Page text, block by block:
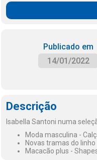
Publicado em
14/01/2022
Descrição
Isabella Santoni numa
Moda masculina -
Novas tramas do
Macacão plus -